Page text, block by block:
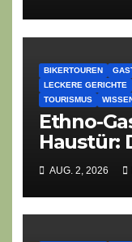
BIKERTOUREN
LECKERE GERICHTE
TOURISMUS
Ethno-
Haustür:
Gasthofs
AUG. 2, 2026